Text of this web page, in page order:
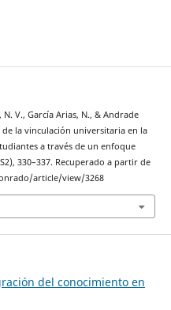
V., García Arias, N., & Andrade
de la vinculación universitaria en la
a través de un enfoque
330–337. Recuperado a partir de
article/view/3268
del conocimiento en